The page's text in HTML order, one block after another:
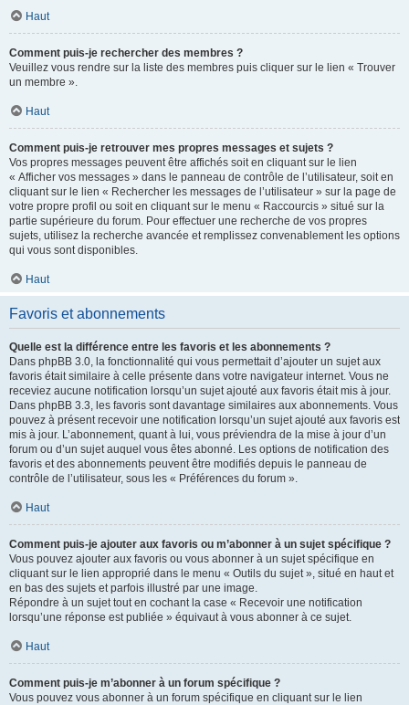
Haut
Comment puis-je rechercher des membres ?
Veuillez vous rendre sur la liste des membres puis cliquer sur le lien « Trouver
un membre ».
Haut
Comment puis-je retrouver mes propres messages et sujets ?
Vos propres messages peuvent être affichés soit en cliquant sur le lien
« Afficher vos messages » dans le panneau de contrôle de l’utilisateur, soit en
cliquant sur le lien « Rechercher les messages de l’utilisateur » sur la page de
votre propre profil ou soit en cliquant sur le menu « Raccourcis » situé sur la
partie supérieure du forum. Pour effectuer une recherche de vos propres
sujets, utilisez la recherche avancée et remplissez convenablement les options
qui vous sont disponibles.
Haut
Favoris et abonnements
Quelle est la différence entre les favoris et les abonnements ?
Dans phpBB 3.0, la fonctionnalité qui vous permettait d’ajouter un sujet aux
favoris était similaire à celle présente dans votre navigateur internet. Vous ne
receviez aucune notification lorsqu’un sujet ajouté aux favoris était mis à jour.
Dans phpBB 3.3, les favoris sont davantage similaires aux abonnements. Vous
pouvez à présent recevoir une notification lorsqu’un sujet ajouté aux favoris est
mis à jour. L’abonnement, quant à lui, vous préviendra de la mise à jour d’un
forum ou d’un sujet auquel vous êtes abonné. Les options de notification des
favoris et des abonnements peuvent être modifiés depuis le panneau de
contrôle de l’utilisateur, sous les « Préférences du forum ».
Haut
Comment puis-je ajouter aux favoris ou m’abonner à un sujet spécifique ?
Vous pouvez ajouter aux favoris ou vous abonner à un sujet spécifique en
cliquant sur le lien approprié dans le menu « Outils du sujet », situé en haut et
en bas des sujets et parfois illustré par une image.
Répondre à un sujet tout en cochant la case « Recevoir une notification
lorsqu’une réponse est publiée » équivaut à vous abonner à ce sujet.
Haut
Comment puis-je m’abonner à un forum spécifique ?
Vous pouvez vous abonner à un forum spécifique en cliquant sur le lien